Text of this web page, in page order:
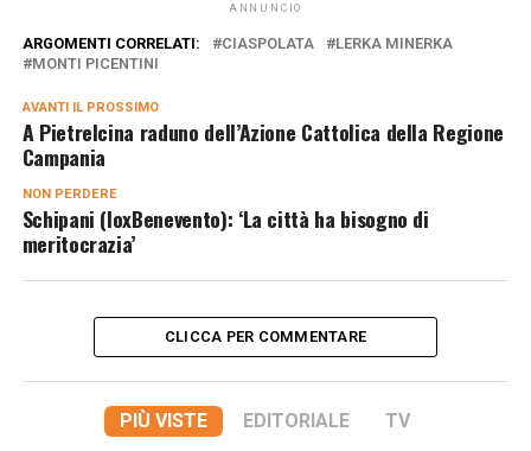
ANNUNCIO
ARGOMENTI CORRELATI: CIASPOLATA
LERKA MINERKA
MONTI PICENTINI
AVANTI IL ​​PROSSIMO
A Pietrelcina raduno dell’Azione Cattolica della Regione
Campania
NON PERDERE
Schipani (IoxBenevento): ‘La città ha bisogno di
meritocrazia’
CLICCA PER COMMENTARE
PIÙ VISTE EDITORIALE TV